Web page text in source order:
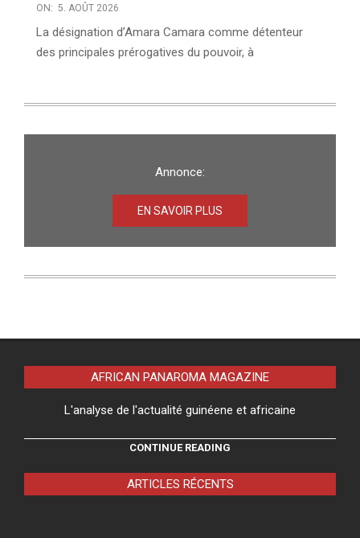
ON: 5. AOÛT 2026
La désignation d’Amara Camara comme détenteur
des principales prérogatives du pouvoir, à
Annonce:
EN SAVOIR PLUS
AFRICAN PANAROMA MAGAZINE
L'analyse de l'actualité guinéene et africaine
CONTINUE READING
ARTICLES RÉCENTS